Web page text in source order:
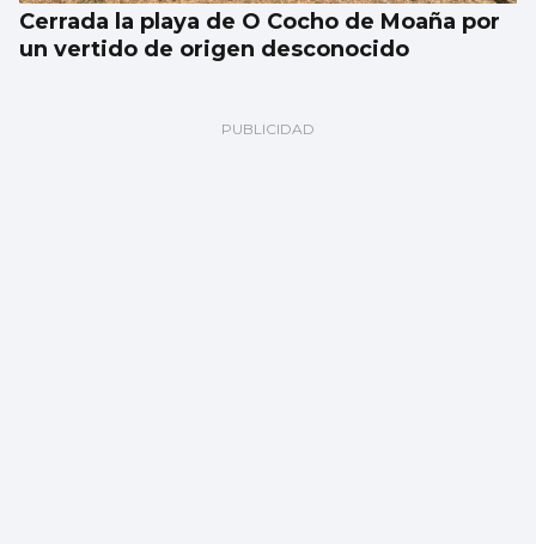
Cerrada la playa de O Cocho de Moaña por
un vertido de origen desconocido